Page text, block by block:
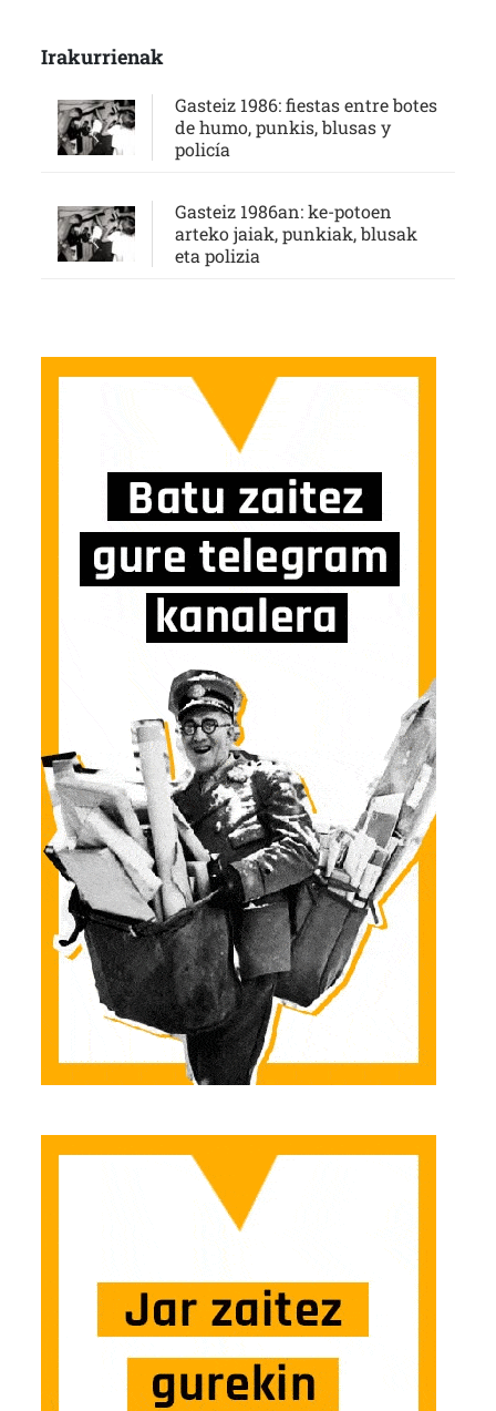
Irakurrienak
Gasteiz 1986: fiestas entre botes
de humo, punkis, blusas y
policía
Gasteiz 1986an: ke-potoen
arteko jaiak, punkiak, blusak
eta polizia